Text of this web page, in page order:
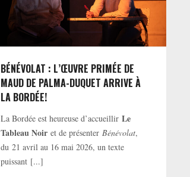
BÉNÉVOLAT : L’ŒUVRE PRIMÉE DE
MAUD DE PALMA-DUQUET ARRIVE À
LA BORDÉE!
La Bordée est heureuse d’accueillirLe
Tableau Noir et de présenterBénévolat,
du 21 avril au 16 mai 2026, un texte
puissant [...]